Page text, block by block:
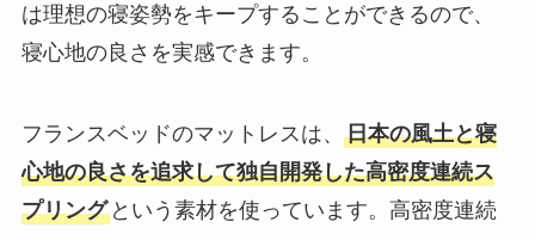
は理想の寝姿勢をキープすることができるので、
寝心地の良さを実感できます。
フランスベッドのマットレスは、 日本の風土と寝
心地の良さを追求して独自開発した高密度連続ス
プリングという素材を使っています。高密度連続